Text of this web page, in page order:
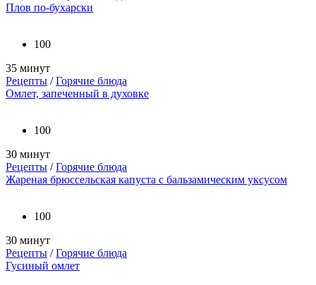
Плов по-бухарски
100
35 минут
Рецепты /Горячие блюда
Омлет, запеченный в духовке
100
30 минут
Рецепты /Горячие блюда
Жареная брюссельская капуста с бальзамическим уксусом
100
30 минут
Рецепты /Горячие блюда
Гусиный омлет